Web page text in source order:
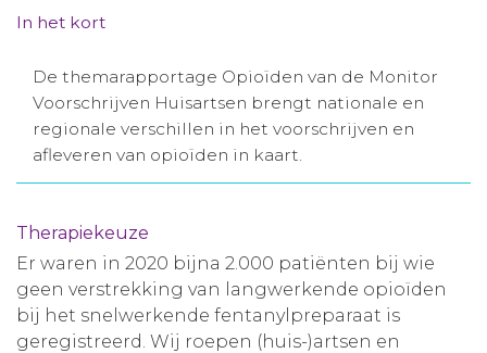
Winkelwagentje
Aanmelden nieuwsbrief
Toegang leeromgeving
In het kort
De themarapportage Opioïden van de Monitor
Voorschrijven Huisartsen brengt nationale en
regionale verschillen in het voorschrijven en
afleveren van opioïden in kaart.
Therapiekeuze
Er waren in 2020 bijna 2.000 patiënten bij wie
geen verstrekking van langwerkende opioïden
bij het snelwerkende fentanylpreparaat is
geregistreerd. Wij roepen (huis-)artsen en